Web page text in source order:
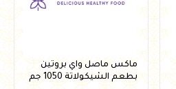
ماكس ماصل واي بروتين
بطعم الشيكولاتة 1050 جم